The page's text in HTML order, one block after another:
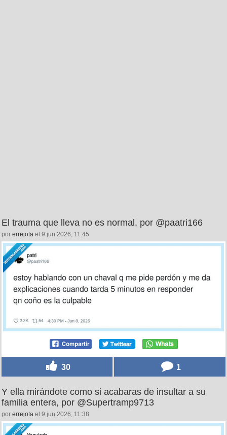
El trauma que lleva no es normal, por @paatri166
por errejota el 9 jun 2026, 11:45
30 1
Y ella mirándote como si acabaras de insultar a su
familia entera, por @Supertramp9713
por errejota el 9 jun 2026, 11:38